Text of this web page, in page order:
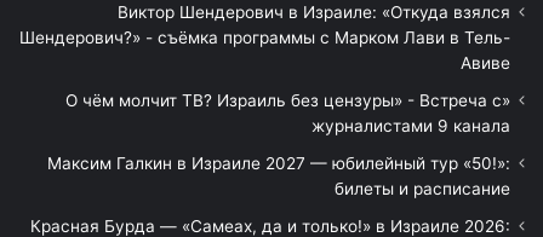
Виктор Шендерович в Израиле: «Откуда взялся
Шендерович?» - съёмка программы с Марком Лави в Тель-
Авиве
«О чём молчит ТВ? Израиль без цензуры» - Встреча с
журналистами 9 канала
Максим Галкин в Израиле 2027 — юбилейный тур «50!»:
билеты и расписание
Красная Бурда — «Самеах, да и только!» в Израиле 2026: